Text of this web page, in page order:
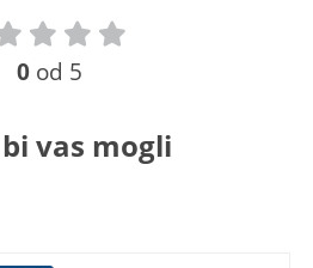
0 od 5
vas mogli